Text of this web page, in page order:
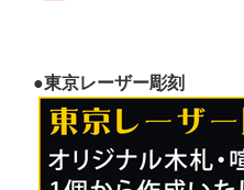
●東京レーザー彫刻